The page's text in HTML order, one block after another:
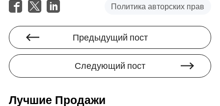
Инновационные техники в
производстве холста для
оптимизации затрат
Промышленный текстильный сектор принимает
инновации как путь к оптимизации затрат.
Автоматизация и умные производственные
основе ИИ, повышают точность производственных
Политика авторских прав
Предыдущий пост
Следующий пост
Лучшие Продажи